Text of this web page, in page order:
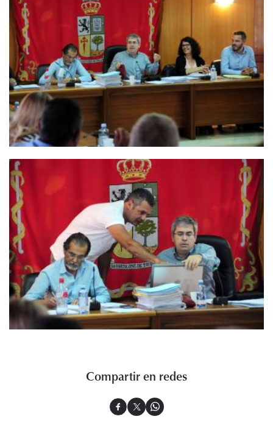
Compartir en redes